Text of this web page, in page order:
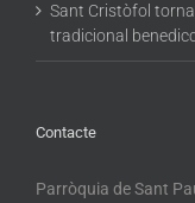
Sant Cristòfol
tradicional
Contacte
Parròquia de Sant